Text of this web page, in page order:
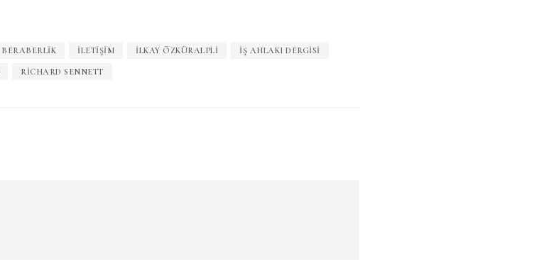
BERABERLIK İLETIŞIM İLKAY ÖZKÜRALPLI IŞ AHLAKI DERGISI
RICHARD SENNETT